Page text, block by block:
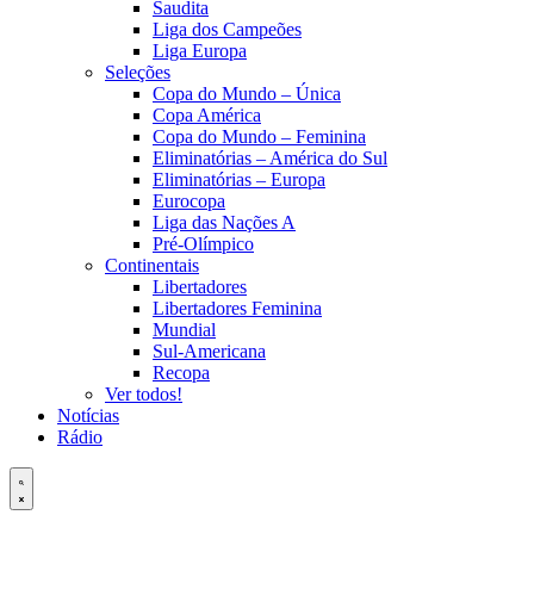
Saudita
Liga dos Campeões
Liga Europa
Seleções
Copa do Mundo – Única
Copa América
Copa do Mundo – Feminina
Eliminatórias – América do Sul
Eliminatórias – Europa
Eurocopa
Liga das Nações A
Pré-Olímpico
Continentais
Libertadores
Libertadores Feminina
Mundial
Sul-Americana
Recopa
Ver todos!
Notícias
Rádio